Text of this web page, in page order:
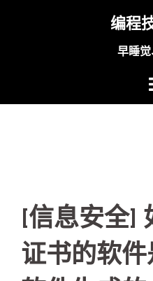
编程
早睡
[信息安全]
证书的软